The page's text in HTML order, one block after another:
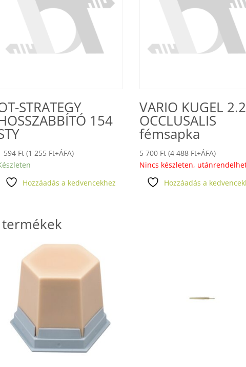
STRATEGY
154
594 Ft (1 255 Ft+ÁFA)
Hozzáadás a kedvencekhez
VARIO KUGEL 2.2
OCCLUSALIS
fémsapka
5 700 Ft (4 488 Ft+ÁFA)
Nincs készleten,
Hozzáadás a